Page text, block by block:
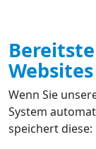
Websites
Wenn Sie
System
speichert diese: